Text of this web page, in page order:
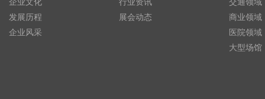
企业文化
发展历程
企业风采
行业资讯
展会动态
交通领域
商业领域
医院领域
大型场馆